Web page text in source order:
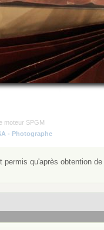
moteur SPGM
- Photographe
qu'après obtention de